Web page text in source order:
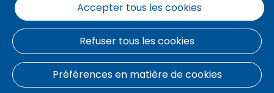
Préférences en matière de cookies
Refuser tous les cookies
Accepter tous les cookies
Conditions générales.politique de cookies.Politique
de confidentialité.